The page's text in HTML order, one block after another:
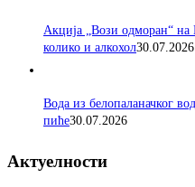
Акција „Вози одморан“
колико и алкохол30.07.2026
Вода из белопаланачког
пиће30.07.2026
Актуелности